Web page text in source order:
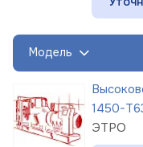
Модель
1450-
ЭТРО